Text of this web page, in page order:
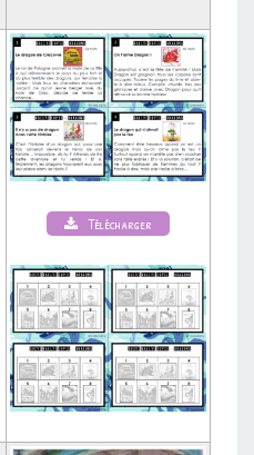
Télécharger